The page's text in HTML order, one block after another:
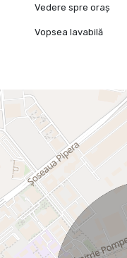
Vedere spre oraș
Vopsea lavabilă